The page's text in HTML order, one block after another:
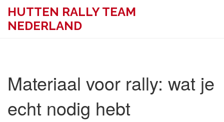
HUTTEN RALLY TEAM
NEDERLAND
Materiaal voor rally: wat je
echt nodig hebt